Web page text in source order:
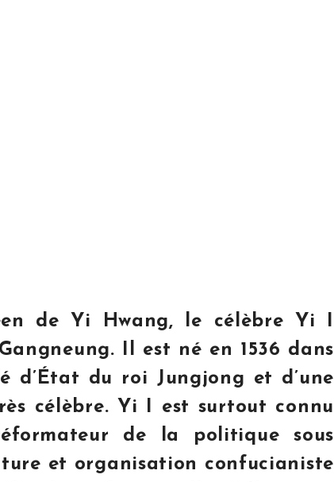
de Yi Hwang, le célèbre Yi I
Il est né en 1536 dans
d’État du roi Jungjong et d’une
célèbre. Yi I est surtout connu
de la politique sous
et organisation confucianiste